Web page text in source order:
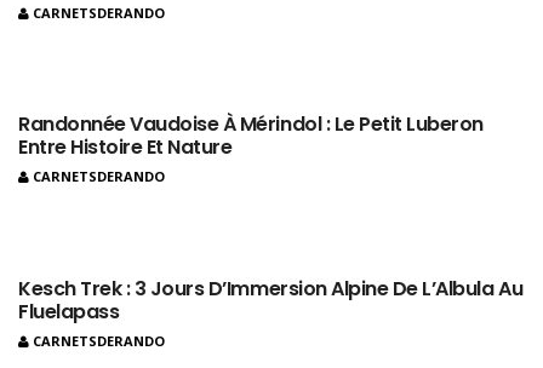
CARNETSDERANDO
Randonnée Vaudoise À Mérindol : Le Petit Luberon
Entre Histoire Et Nature
CARNETSDERANDO
Kesch Trek : 3 Jours D’Immersion Alpine De L’Albula Au
Fluelapass
CARNETSDERANDO